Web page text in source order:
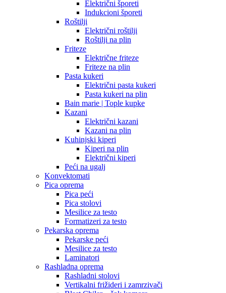
Električni šporeti
Indukcioni šporeti
Roštilji
Električni roštilji
Roštilji na plin
Friteze
Električne friteze
Friteze na plin
Pasta kukeri
Električni pasta kukeri
Pasta kukeri na plin
Bain marie | Tople kupke
Kazani
Električni kazani
Kazani na plin
Kuhinjski kiperi
Kiperi na plin
Električni kiperi
Peći na ugalj
Konvektomati
Pica oprema
Pica peći
Pica stolovi
Mesilice za testo
Formatizeri za testo
Pekarska oprema
Pekarske peći
Mesilice za testo
Laminatori
Rashladna oprema
Rashladni stolovi
Vertikalni frižideri i zamrzivači